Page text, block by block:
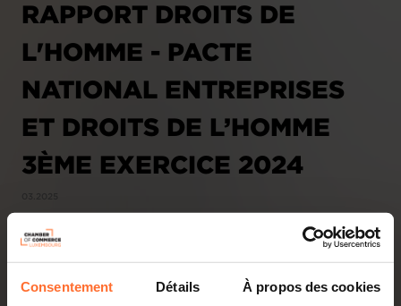
Consentement Détails À propos des cookies
RAPPORT DROITS DE
L'HOMME - PACTE
NATIONAL ENTREPRISES
ET DROITS DE L’HOMME
3ÈME EXERCICE 2024